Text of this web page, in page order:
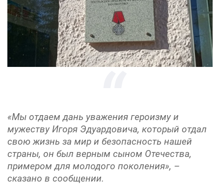
«Мы отдаем дань уважения героизму и
мужеству Игоря Эдуардовича, который отдал
свою жизнь за мир и безопасность нашей
страны, он был верным сыном Отечества,
примером для молодого поколения», –
сказано в сообщении.